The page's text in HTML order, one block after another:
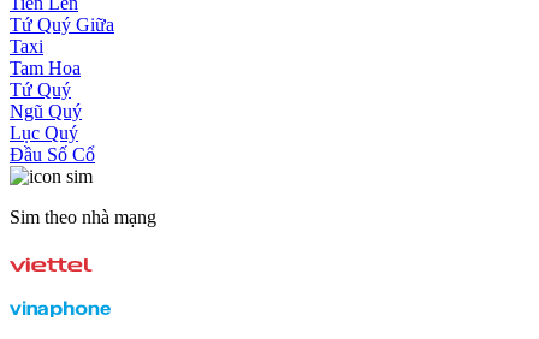
Tứ Quý Giữa
Taxi
Tam Hoa
Tứ Quý
Ngũ Quý
Lục Quý
Đầu Số Cổ
Sim theo nhà mạng